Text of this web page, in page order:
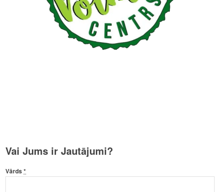
Vai Jums ir Jautājumi?
Vārds*